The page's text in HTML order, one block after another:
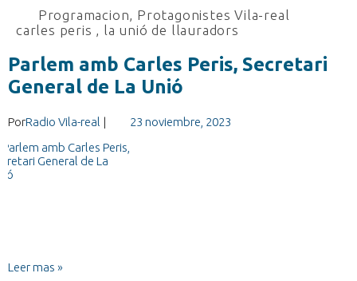
Programacion, Protagonistes Vila-real
carles peris , la unió de llauradors
Parlem amb Carles Peris, Secretari
General de La Unió
PorRadio Vila-real | 23 noviembre, 2023
Leer mas »